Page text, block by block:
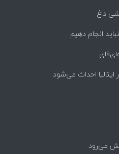
داغ
انجام دهیم
احداث می‌شود
می‌رود